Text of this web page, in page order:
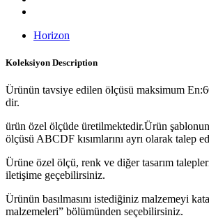
Horizon
Koleksiyon Description
Ürünün tavsiye edilen ölçüsü maksimum
dir.
ürün özel ölçüde üretilmektedir.Ürün
ölçüsü ABCDF kısımlarını ayrı olarak talep
Ürüne özel ölçü, renk ve diğer tasarım
iletişime geçebilirsiniz.
Ürünün basılmasını istediğiniz malzemeyi
malzemeleri” bölümünden seçebilirsiniz.